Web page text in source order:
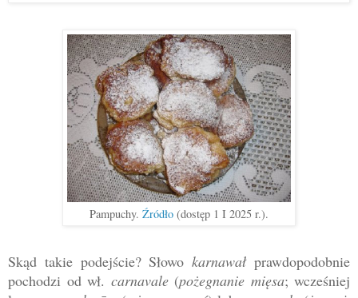
Pampuchy. Źródło (dostęp 1 I 2025 r.).
Skąd takie podejście? Słowokarnawałprawdopodobnie
pochodzi od wł. carnavale (pożegnanie mięsa; wcześniej